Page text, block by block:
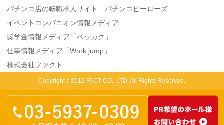
パチンコ店の転職求人サイト パチンコヒーローズ
イベントコンパニオン情報メディア
奨学金情報メディア「ベッカク」
仕事情報メディア「Work jump」
株式会社ファクト
Copyright c 2012 FACT CO., LTD. All Rights Reserved.